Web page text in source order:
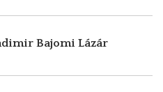
Bajomi Lázár